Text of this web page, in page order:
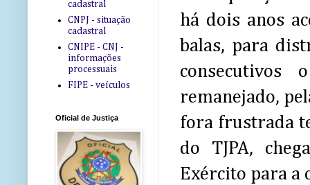
há dois anos
balas, para
remanejado,
fora frustrada
do TJPA,
Exército para a
cadastral
CNPJ - situação
cadastral
CNIPE - CNJ -
informações
processuais
FIPE - veículos
Oficial de Justiça